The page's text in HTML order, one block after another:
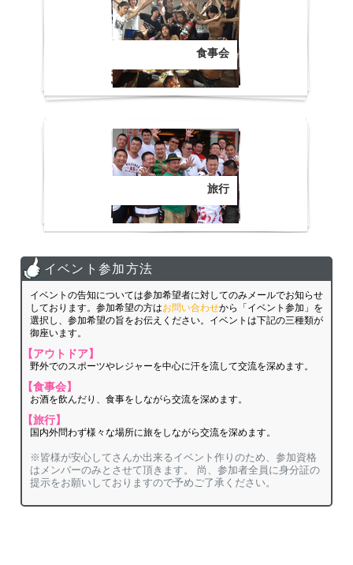
自宅パーティ.2
自宅パーティ.3
自宅パーティ.4
食事会
旅行11：台湾
旅行12：バンコク
旅行13：グアム
旅行
イベント参加方法
イベントの告知については参加希望者に対してのみメールでお知らせ
しております。参加希望の方はお問い合わせから「イベント参加」を
選択し、参加希望の旨をお伝えください。イベントは下記の三種類が
御座います。
【アウトドア】
野外でのスポーツやレジャーを中心に汗を流して交流を深めます。
【食事会】
お酒を飲んだり、食事をしながら交流を深めます。
【旅行】
国内外問わず様々な場所に旅をしながら交流を深めます。
※皆様が安心してさんか出来るイベント作りのため、参加資格
はメンバーのみとさせて頂きます。 尚、参加者全員に身分証の
提示をお願いしておりますので予めご了承ください。